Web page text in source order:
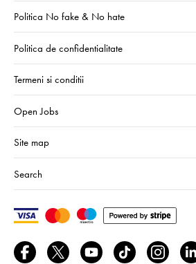
Politica No fake & No hate
Politica de confidentialitate
Termeni si conditii
Open Jobs
Site map
Search